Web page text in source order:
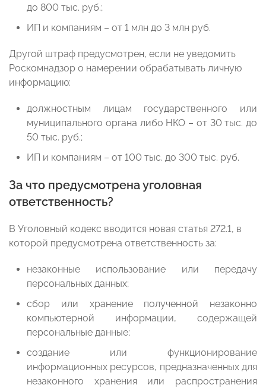
до 800 тыс. руб.;
ИП и компаниям – от 1 млн до 3 млн руб.
Другой штраф предусмотрен, если не уведомить
Роскомнадзор о намерении обрабатывать личную
информацию:
должностным лицам государственного или
муниципального органа либо НКО – от 30 тыс. до
50 тыс. руб.;
ИП и компаниям – от 100 тыс. до 300 тыс. руб.
За что предусмотрена уголовная
ответственность?
В Уголовный кодекс вводится новая статья 272.1, в
которой предусмотрена ответственность за:
незаконные использование или передачу
персональных данных;
сбор или хранение полученной незаконно
компьютерной информации, содержащей
персональные данные;
создание или функционирование
информационных ресурсов, предназначенных для
незаконного хранения или распространения